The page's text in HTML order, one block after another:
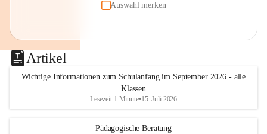
Auswahl merken
Artikel
Wichtige Informationen zum Schulanfang im September 2026 - alle
Klassen
Lesezeit 1 Minute•15. Juli 2026
Pädagogische Beratung